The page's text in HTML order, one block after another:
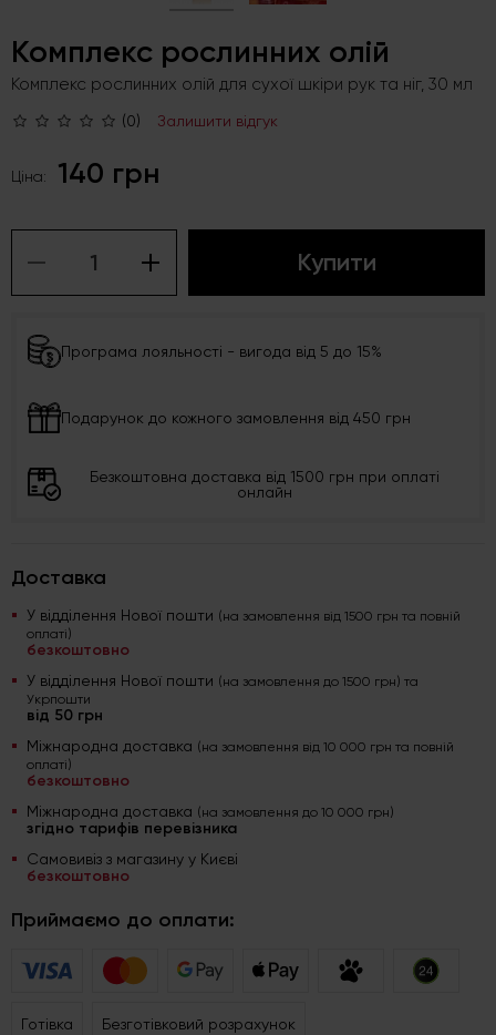
Комплекс рослинних олій
Комплекс рослинних олій для сухої шкіри рук та ніг, 30 мл
(0) Залишити відгук
Ціна: 140 грн
Купити
Програма лояльності - вигода від 5 до 15%
Подарунок до кожного замовлення від 450 грн
Безкоштовна доставка від 1500 грн при оплаті
онлайн
Доставка
У відділення Нової пошти (на замовлення від 1500 грн та повній
оплаті)
безкоштовно
У відділення Нової пошти (на замовлення до 1500 грн) та
Укрпошти
від 50 грн
Міжнародна доставка (на замовлення від 10 000 грн та повній
оплаті)
безкоштовно
Міжнародна доставка (на замовлення до 10 000 грн)
згідно тарифів перевізника
Самовивіз з магазину у Києві
безкоштовно
Приймаємо до оплати:
Готівка Безготівковий розрахунок